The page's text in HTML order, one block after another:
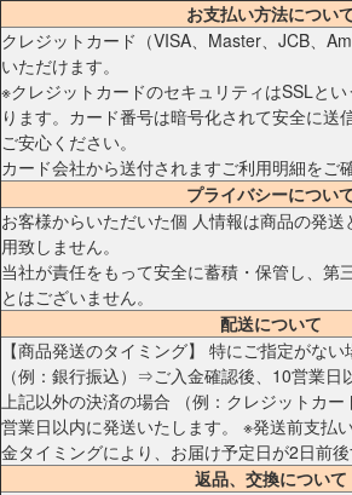
お支払い方法につい
クレジットカード（VISA、Master、JCB、
いただけます。
※クレジットカードのセキュリティはSSLと
ります。カード番号は暗号化されて安全に送
ご安心ください。
カード会社から送付されますご利用明細をご
プライバシーについ
お客様からいただいた個 人情報は商品の発
用致しません。
当社が責任をもって安全に蓄積・保管し、第
とはございません。
配送について
【商品発送のタイミング】 特にご指定がな
（例：銀行振込）⇒ご入金確認後、10営業日
上記以外の決済の場合 （例：クレジットカ
営業日以内に発送いたします。 ※発送前支払
金タイミングにより、お届け予定日が2日前後
返品、交換について